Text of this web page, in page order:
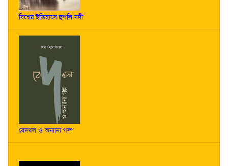
বিশ্বের ইতিহাসে হুগলি নদী
বেদখল ও অন্যান্য গল্প